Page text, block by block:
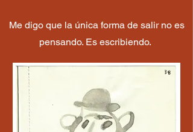
Me digo que la única forma de salir no es
pensando. Es escribiendo.